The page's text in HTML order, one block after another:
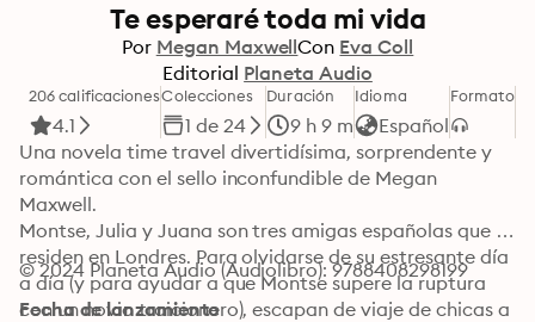
Te esperaré toda mi vida
Por Megan MaxwellCon Eva Coll
Editorial Planeta Audio
206 calificaciones
4.1
Colecciones
1 de 24
Duración
9 h 9 m
Idioma
Español
Formato
Una novela time travel divertidísima, sorprendente y
romántica con el sello inconfundible de Megan
Maxwell.
Montse, Julia y Juana son tres amigas españolas que
residen en Londres. Para olvidarse de su estresante día
a día (y para ayudar a que Montse supere la ruptura
con un novio traicionero), escapan de viaje de chicas a
© 2024 Planeta Audio (Audiolibro): 9788408298199
Fecha de lanzamiento